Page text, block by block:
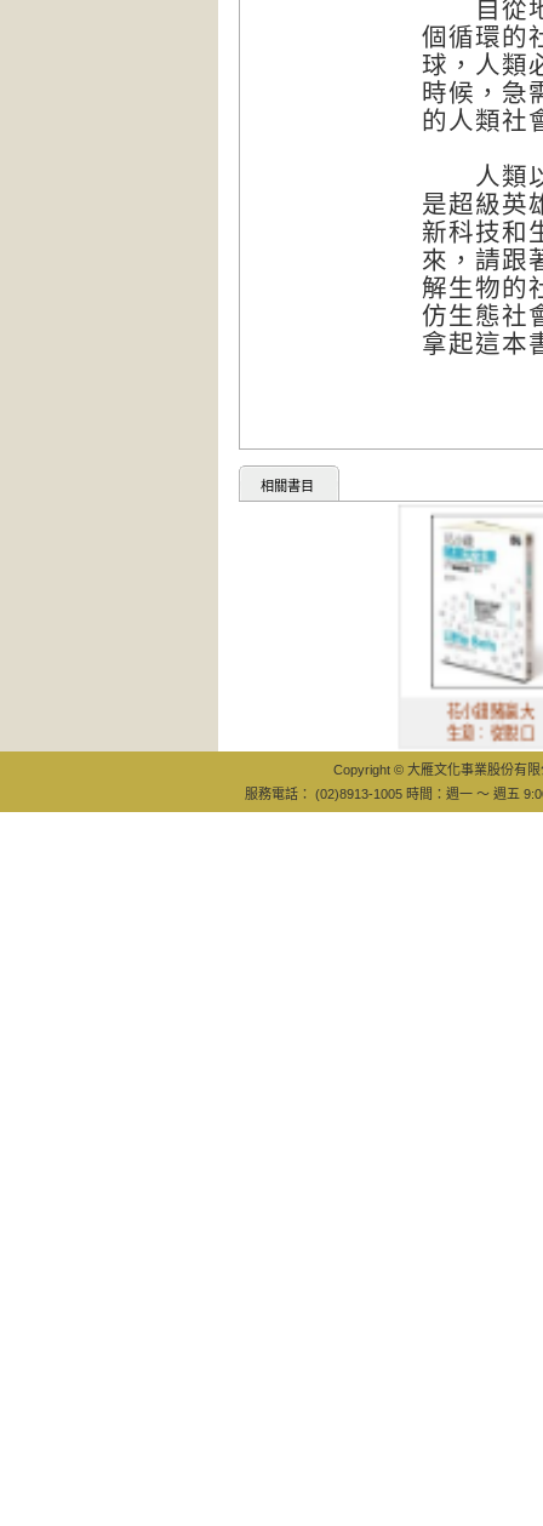
自從地
個循環的
球，人類
時候，急
的人類社
人類以
是超級英
新科技和
來，請跟
解生物的
仿生態社
拿起這本
相關書目
花小錢賭贏大
生意：從脫口
Copyright © 大雁文化事業股份有
服務電話： (02)8913-1005 時間：週一 ～ 週五